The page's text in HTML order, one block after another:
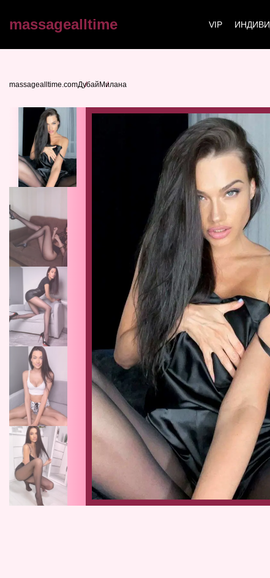
massagealltime VIP
massagealltime.comДубайМилана